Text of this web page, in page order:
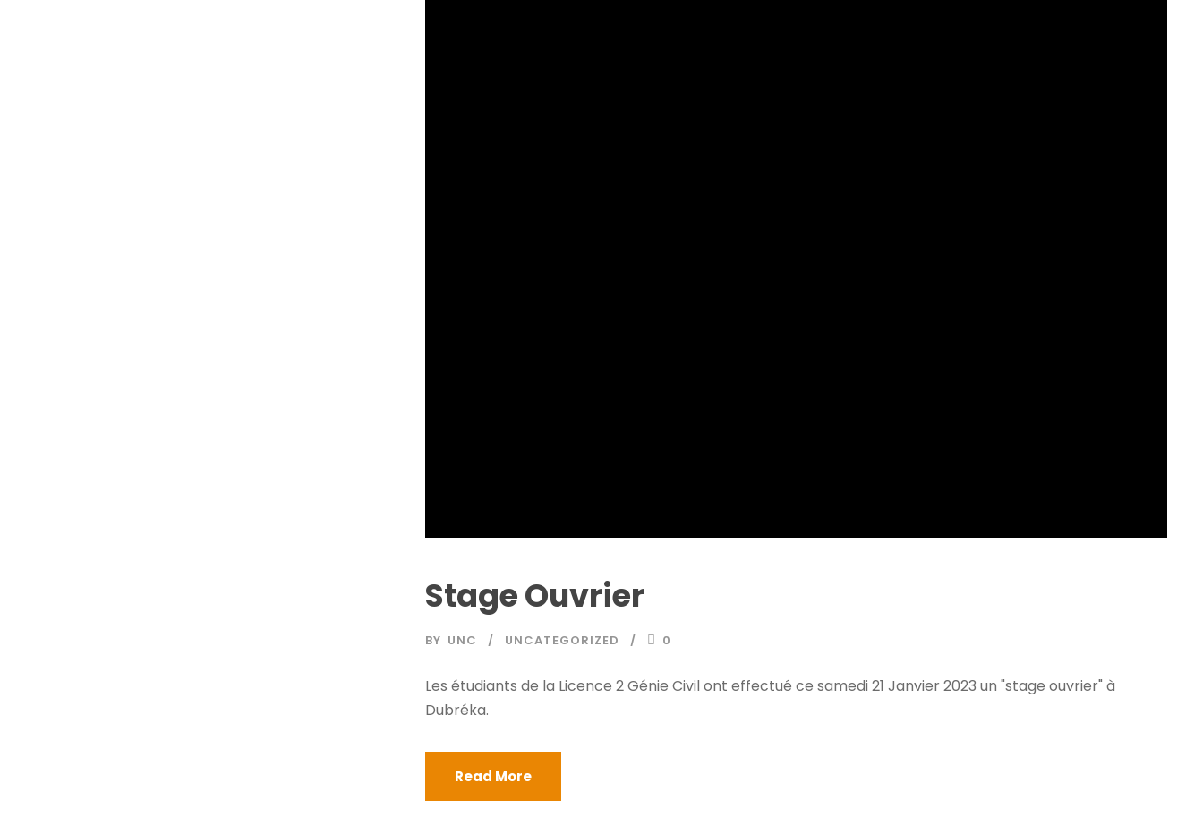
Stage Ouvrier
BY UNC UNCATEGORIZED 0
Les étudiants de la Licence 2 Génie Civil ont effectué ce samedi 21 Janvier 2023 un "stage ouvrier" à
Dubréka.
Read More